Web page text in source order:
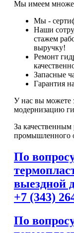
Мы имеем
Мы -
Наши
стажем
выручку!
Ремонт
Запасные
Гарантия
У нас вы можете
модернизацию
За
промышленного
По
выездной
+7 (343)
По